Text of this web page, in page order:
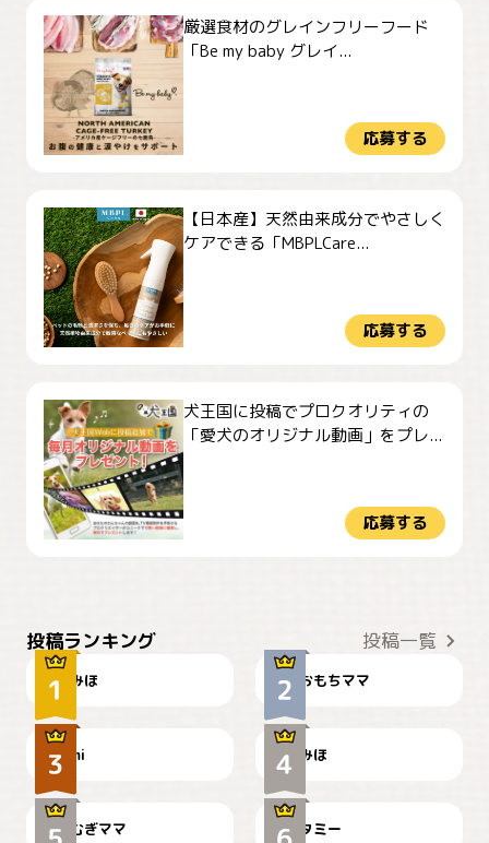
厳選食材のグレインフリーフード
「Be my baby グレイ...
応募する
【日本産】天然由来成分でやさしく
ケアできる「MBPLCare...
応募する
犬王国に投稿でプロクオリティの
「愛犬のオリジナル動画」をプレ...
応募する
投稿ランキング 投稿一覧
みほ おもちママ
可愛い？
mi
見てるぞぉ
みほ
🌻とむぎ！
むぎママ
ドーベルマンのお友達邸に
て
タミー